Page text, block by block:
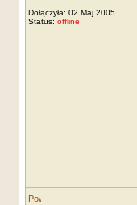
Dołączyła: 02 Maj 2005
Status: offline